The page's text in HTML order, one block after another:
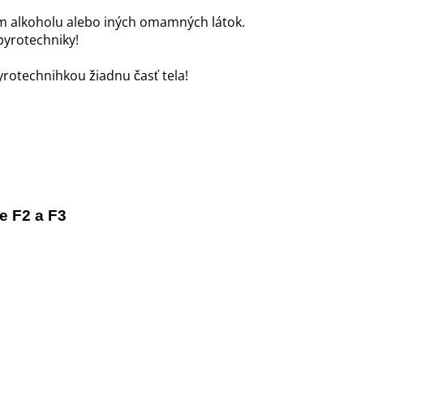
alkoholu alebo iných omamných látok.
žiadnu časť tela!
F2 a F3